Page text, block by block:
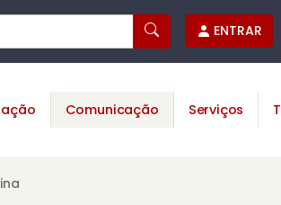
ENTRAR
Comunicação Serviços